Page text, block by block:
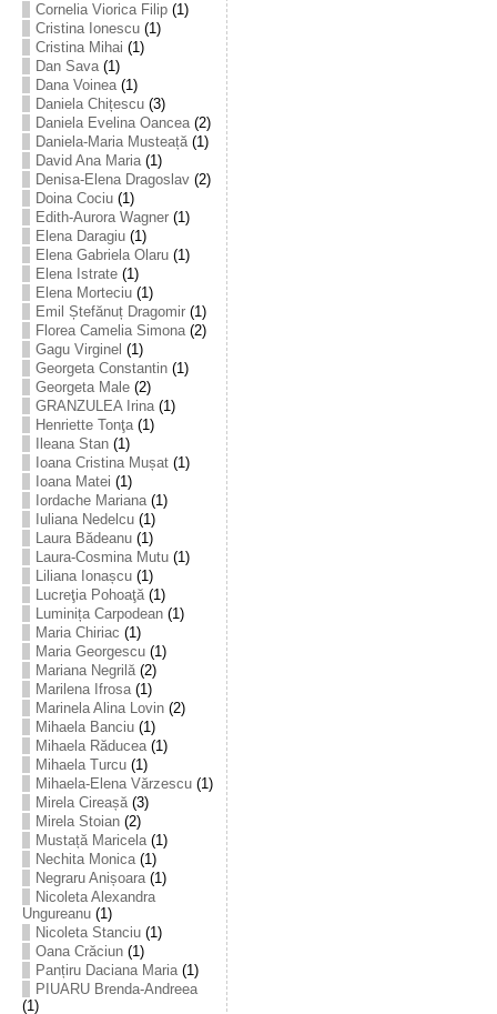
Cornelia Viorica Filip(1)
Cristina Ionescu(1)
Cristina Mihai (1)
Dan Sava(1)
Dana Voinea(1)
Daniela Chițescu(3)
Daniela Evelina Oancea(2)
Daniela-Maria Musteață(1)
David Ana Maria(1)
Denisa-Elena Dragoslav(2)
Doina Cociu(1)
Edith-Aurora Wagner(1)
Elena Daragiu(1)
Elena Gabriela Olaru(1)
Elena Istrate(1)
Elena Morteciu(1)
Emil Ștefănuț Dragomir(1)
Florea Camelia Simona(2)
Gagu Virginel (1)
Georgeta Constantin(1)
Georgeta Male(2)
GRANZULEA Irina(1)
Henriette Tonţa(1)
Ileana Stan(1)
Ioana Cristina Mușat(1)
Ioana Matei (1)
Iordache Mariana(1)
Iuliana Nedelcu(1)
Laura Bădeanu(1)
Laura-Cosmina Mutu(1)
Liliana Ionașcu(1)
Lucreţia Pohoaţă(1)
Luminița Carpodean(1)
Maria Chiriac (1)
Maria Georgescu(1)
Mariana Negrilă(2)
Marilena Ifrosa(1)
Marinela Alina Lovin(2)
Mihaela Banciu(1)
Mihaela Răducea(1)
Mihaela Turcu(1)
Mihaela-Elena Vărzescu(1)
Mirela Cireașă(3)
Mirela Stoian(2)
Mustață Maricela(1)
Nechita Monica(1)
Negraru Anișoara(1)
Nicoleta Alexandra
Ungureanu(1)
Nicoleta Stanciu(1)
Oana Crăciun(1)
Panțiru Daciana Maria(1)
PIUARU Brenda-Andreea
(1)